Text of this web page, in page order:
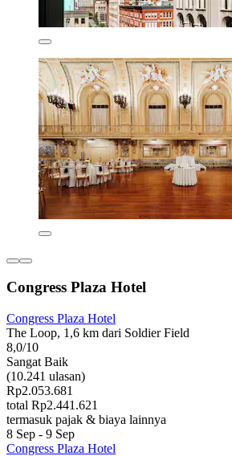
Congress Plaza Hotel
Congress Plaza Hotel
The Loop, 1,6 km dari Soldier Field
8,0/10
Sangat Baik
(10.241 ulasan)
Rp2.053.681
total Rp2.441.621
termasuk pajak & biaya lainnya
8 Sep - 9 Sep
Congress Plaza Hotel